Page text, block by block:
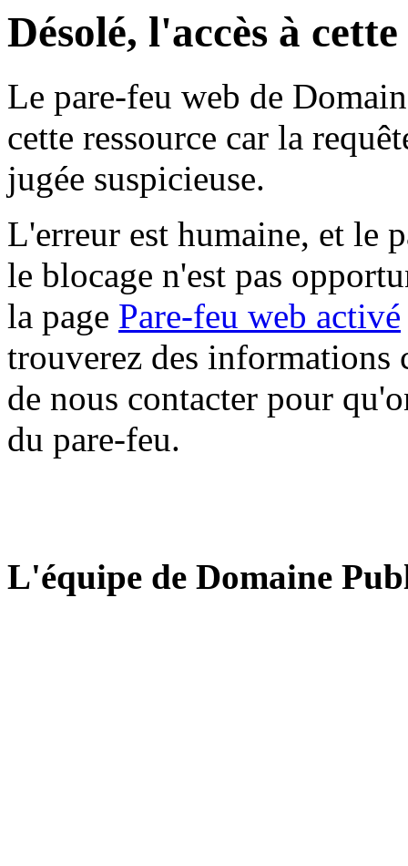
Désolé, l'accès à
Le pare-feu web de
cette ressource car la
jugée suspicieuse.
L'erreur est humaine, et le
le blocage n'est pas
la page Pare-feu web activé
trouverez des informations
de nous contacter pour
du pare-feu.
L'équipe de Domaine